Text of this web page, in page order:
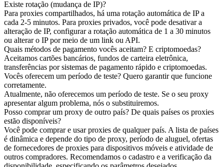
Existe rotação (mudança de IP)?
Para proxies compartilhados, há uma rotação automática de IP a
cada 2-5 minutos. Para proxies privados, você pode desativar a
alteração de IP, configurar a rotação automática de 1 a 30 minutos
ou alterar o IP por meio de um link ou API.
Quais métodos de pagamento vocês aceitam? E criptomoedas?
Aceitamos cartões bancários, fundos de carteira eletrônica,
transferências por sistemas de pagamento rápido e criptomoedas.
Vocês oferecem um período de teste? Quero garantir que funcione
corretamente.
Atualmente, não oferecemos um período de teste. Se o seu proxy
apresentar algum problema, nós o substituiremos.
Posso comprar um proxy de outro país? De quais países os proxies
estão disponíveis?
Você pode comprar e usar proxies de qualquer país. A lista de países
é dinâmica e depende do tipo de proxy, período de aluguel, ofertas
de fornecedores de proxies para dispositivos móveis e atividade de
outros compradores. Recomendamos o cadastro e a verificação da